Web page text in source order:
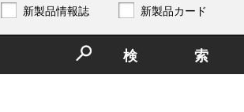
新製品情報誌
新製品カード
検